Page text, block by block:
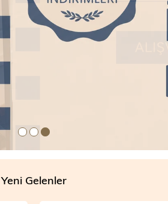
Yeni Gelenler